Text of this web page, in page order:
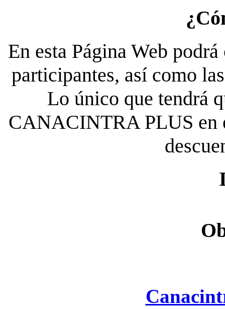
En esta Página Web
participantes, así como
Lo único que tendrá
CANACINTRA PLUS en